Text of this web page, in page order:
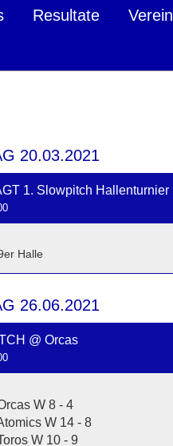
Resultate Verein
20.03.2021
1. Slowpitch Hallenturnier
Halle
26.06.2021
@ Orcas
W 8 - 4
W 14 - 8
W 10 - 9